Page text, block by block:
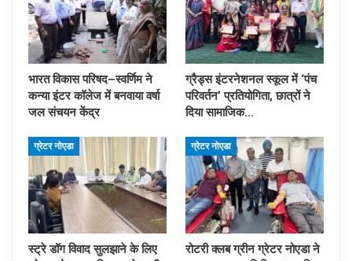
भारत विकास परिषद–स्वर्णिम ने
कन्या इंटर कॉलेज में बनवाया वर्षा
जल संचयन केंद्र
ग्रैड्स इंटरनेशनल स्कूल में ‘पंच
परिवर्तन’ प्रतियोगिता, छात्रों ने
दिया सामाजिक…
ग्रेटर नोएडा
स्ट्रे डॉग विवाद सुलझाने के लिए
ग्रेटर नोएडा
रोटरी क्लब ग्रीन ग्रेटर नोएडा ने